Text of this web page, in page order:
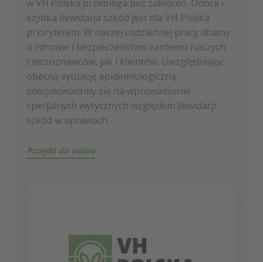
w VH Polska przebiega bez zakłóceń. Dobra i
szybka likwidacja szkód jest dla VH Polska
priorytetem. W naszej codziennej pracy dbamy
o zdrowie i bezpieczeństwo zarówno naszych
rzeczoznawców, jak i klientów. Uwzględniając
obecną sytuację epidemiologiczną
zdecydowaliśmy się na wprowadzenie
specjalnych wytycznych względem likwidacji
szkód w uprawach.
Przejdź do wpisu